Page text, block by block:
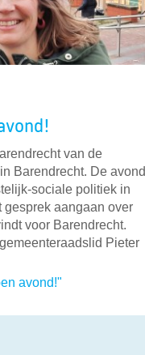
van de
Barendrecht. De avond
sociale politiek in
gesprek aangaan over
voor Barendrecht.
Pieter
avond!"